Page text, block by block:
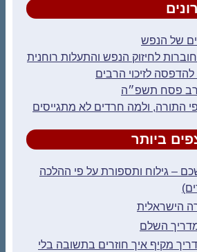
הנפש
לחיזוק הנפש והתעלות רוחנית
לזיכוי הרבים
תשפ״ה
ולמה חרדים לא מתגייסים
ותספורת על פי ההלכה
השלם
איך חוזרים בתשובה בלי